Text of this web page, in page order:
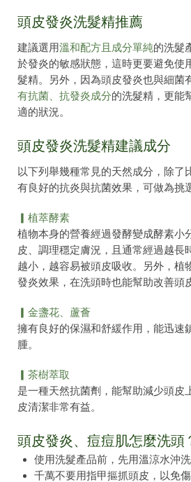
頭皮發炎洗髮精推薦
建議選用溫和配方且成分單純的洗髮
於發炎的敏感狀態，這時更要避免使
髮精。另外，因為頭皮發炎也與細菌
有抗菌、抗發炎成分的洗髮精，更能
適的狀況。
頭皮發炎洗髮精建議成分
以下列舉幾種常見的天然成分，除了
有良好的抗炎與抗菌效果，可做為挑
▎植萃酵素
植物本身的營養經過發酵變成酵素小
皮、調理穩定膚況，且通常經過越長
越小，越容易被頭皮吸收。另外，植
發炎效果，在洗頭時也能幫助改善頭
▎金盞花、蘆薈
擁有良好的保濕和舒緩作用，能迅速
腫。
▎茶樹萃取
是一種天然抗菌劑，能幫助減少頭皮
皮清潔非常有益。
頭皮發炎、痘痘肌怎麼洗頭
使用洗髮產品前，先用溫涼水沖洗
千萬不要用指甲摳抓頭皮，以免